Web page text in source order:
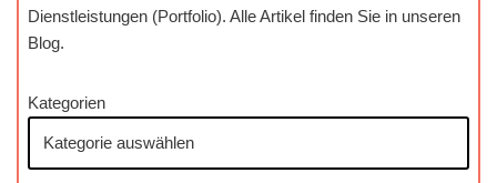
Dienstleistungen (Portfolio). Alle Artikel finden Sie in unseren
Blog.
Kategorien